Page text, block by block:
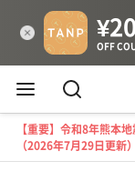
【重要】令和8年熊本
（2026年7月29日更新）